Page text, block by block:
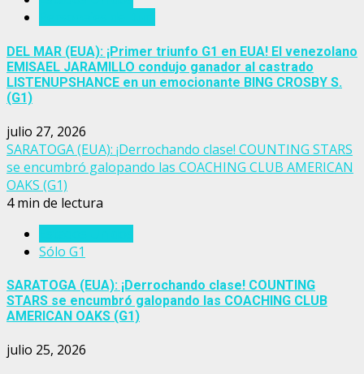
DEL MAR (EUA): ¡Primer triunfo G1 en EUA! El venezolano
EMISAEL JARAMILLO condujo ganador al castrado
LISTENUPSHANCE en un emocionante BING CROSBY S.
(G1)
julio 27, 2026
SARATOGA (EUA): ¡Derrochando clase! COUNTING STARS
se encumbró galopando las COACHING CLUB AMERICAN
OAKS (G1)
4 min de lectura
Sólo G1
SARATOGA (EUA): ¡Derrochando clase! COUNTING
STARS se encumbró galopando las COACHING CLUB
AMERICAN OAKS (G1)
julio 25, 2026